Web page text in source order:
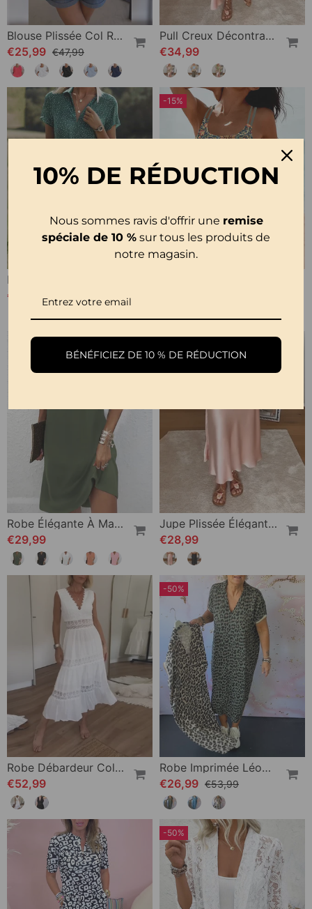
Blouse Plissée Col Rond Uni
€25,99 €47,99
Pull Creux Décontracté À Manches Longues Et Col Rond À Fleurs
€34,99
€33,99
-15%
Robe Élégante À Manches Fendues De Couleur Unie
€29,99
Jupe Plissée Élégante De Couleur Unie
€28,99
Robe Débardeur Col V En Dentelle
€52,99
-50%
Robe Imprimée Léopard À Manches Courtes Et Col V
€26,99 €53,99
-50%
10% DE RÉDUCTION
Nous sommes ravis d'offrir une remise
spéciale de 10 % sur tous les produits de
notre magasin.
BÉNÉFICIEZ DE 10 % DE RÉDUCTION